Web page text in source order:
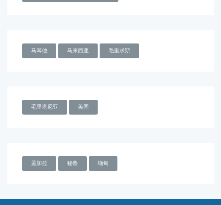
马耳他 马来西亚 毛里求斯
毛里塔尼亚 美国
孟加拉 秘鲁 缅甸